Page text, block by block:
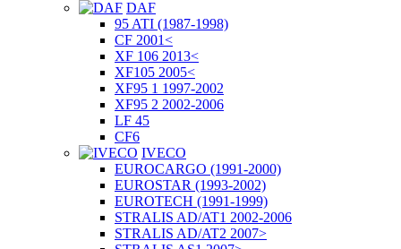
DAF
95 ATI (1987-1998)
CF 2001<
XF 106 2013<
XF105 2005<
XF95 1 1997-2002
XF95 2 2002-2006
LF 45
CF6
IVECO
EUROCARGO (1991-2000)
EUROSTAR (1993-2002)
EUROTECH (1991-1999)
STRALIS AD/AT1 2002-2006
STRALIS AD/AT2 2007>